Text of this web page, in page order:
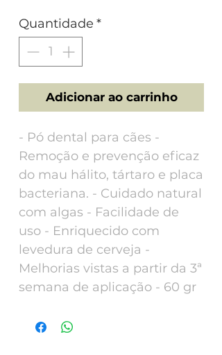
Quantidade *
Adicionar ao carrinho
- Pó dental para cães -
Remoção e prevenção eficaz
do mau hálito, tártaro e placa
bacteriana. - Cuidado natural
com algas - Facilidade de
uso - Enriquecido com
levedura de cerveja -
Melhorias vistas a partir da 3ª
semana de aplicação - 60 gr